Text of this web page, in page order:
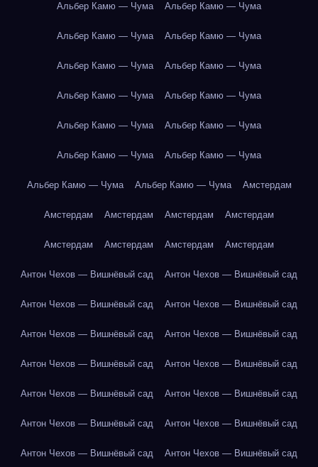
Альбер Камю — Чума Альбер Камю — Чума
Альбер Камю — Чума Альбер Камю — Чума
Альбер Камю — Чума Альбер Камю — Чума
Альбер Камю — Чума Альбер Камю — Чума
Альбер Камю — Чума Альбер Камю — Чума
Альбер Камю — Чума Альбер Камю — Чума
Альбер Камю — Чума Альбер Камю — Чума Амстердам
Амстердам Амстердам Амстердам Амстердам
Амстердам Амстердам Амстердам Амстердам
Антон Чехов — Вишнёвый сад Антон Чехов — Вишнёвый сад
Антон Чехов — Вишнёвый сад Антон Чехов — Вишнёвый сад
Антон Чехов — Вишнёвый сад Антон Чехов — Вишнёвый сад
Антон Чехов — Вишнёвый сад Антон Чехов — Вишнёвый сад
Антон Чехов — Вишнёвый сад Антон Чехов — Вишнёвый сад
Антон Чехов — Вишнёвый сад Антон Чехов — Вишнёвый сад
Антон Чехов — Вишнёвый сад Антон Чехов — Вишнёвый сад